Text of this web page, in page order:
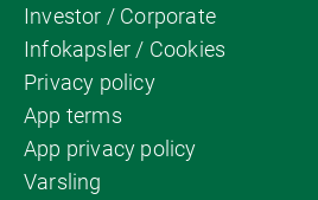
Investor / Corporate
Infokapsler / Cookies
Privacy policy
App terms
App privacy policy
Varsling